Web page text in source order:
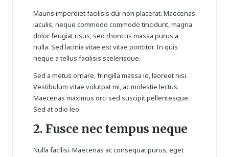
Mauris imperdiet facilisis dui non placerat. Maecenas
iaculis, neque commodo commodo tincidunt, magna
dolor feugiat risus, sed rhoncus massa purus a
nulla. Sed lacinia vitae est vitae porttitor. In quis
neque a tellus facilisis scelerisque.
Sed a metus ornare, fringilla massa id, laoreet nisi.
Vestibulum vitae volutpat mi, ac molestie lectus.
Maecenas maximus orci sed suscipit pellentesque.
Sed at odio leo.
2. Fusce nec tempus neque
Nulla facilisi. Maecenas ac consequat purus, eget